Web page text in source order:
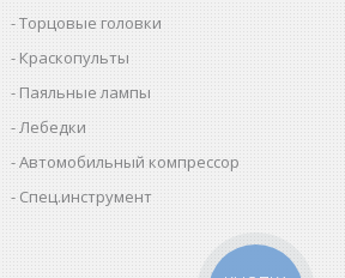
Торцовые головки
Краскопульты
Паяльные лампы
Лебедки
Автомобильный компрессор
Спец.инструмент